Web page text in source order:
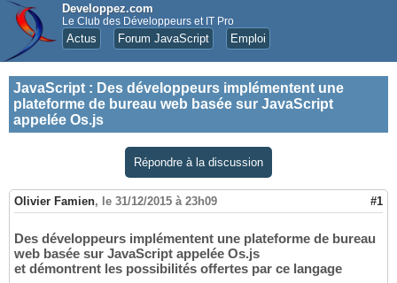
Developpez.com
Le Club des Développeurs et IT Pro
Actus Forum JavaScript Emploi
JavaScript : Des développeurs implémentent une
plateforme de bureau web basée sur JavaScript
appelée Os.js
Répondre à la discussion
Olivier Famien, le 31/12/2015 à 23h09 #1
Des développeurs implémentent une plateforme de bureau
web basée sur JavaScript appelée Os.js
et démontrent les possibilités offertes par ce langage